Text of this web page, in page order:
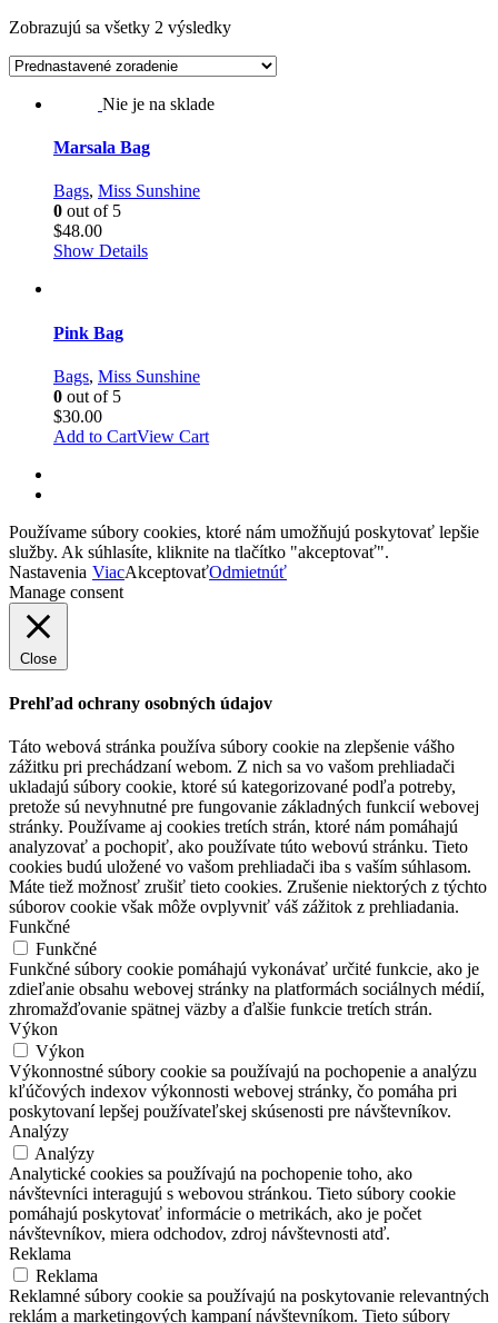
Zobrazujú sa všetky 2 výsledky
Nie je na sklade
Marsala Bag
Bags, Miss Sunshine
0 out of 5
$48.00
Show Details
Pink Bag
Bags, Miss Sunshine
0 out of 5
$30.00
Add to CartView Cart
Používame súbory cookies, ktoré nám umožňujú poskytovať lepšie
služby. Ak súhlasíte, kliknite na tlačítko "akceptovať".
Nastavenia ViacAkceptovaťOdmietnúť
Manage consent
Close
Prehľad ochrany osobných údajov
Táto webová stránka používa súbory cookie na zlepšenie vášho
zážitku pri prechádzaní webom. Z nich sa vo vašom prehliadači
ukladajú súbory cookie, ktoré sú kategorizované podľa potreby,
pretože sú nevyhnutné pre fungovanie základných funkcií webovej
stránky. Používame aj cookies tretích strán, ktoré nám pomáhajú
analyzovať a pochopiť, ako používate túto webovú stránku. Tieto
cookies budú uložené vo vašom prehliadači iba s vaším súhlasom.
Máte tiež možnosť zrušiť tieto cookies. Zrušenie niektorých z týchto
súborov cookie však môže ovplyvniť váš zážitok z prehliadania.
Funkčné
Funkčné
Funkčné súbory cookie pomáhajú vykonávať určité funkcie, ako je
zdieľanie obsahu webovej stránky na platformách sociálnych médií,
zhromažďovanie spätnej väzby a ďalšie funkcie tretích strán.
Výkon
Výkon
Výkonnostné súbory cookie sa používajú na pochopenie a analýzu
kľúčových indexov výkonnosti webovej stránky, čo pomáha pri
poskytovaní lepšej používateľskej skúsenosti pre návštevníkov.
Analýzy
Analýzy
Analytické cookies sa používajú na pochopenie toho, ako
návštevníci interagujú s webovou stránkou. Tieto súbory cookie
pomáhajú poskytovať informácie o metrikách, ako je počet
návštevníkov, miera odchodov, zdroj návštevnosti atď.
Reklama
Reklama
Reklamné súbory cookie sa používajú na poskytovanie relevantných
reklám a marketingových kampaní návštevníkom. Tieto súbory